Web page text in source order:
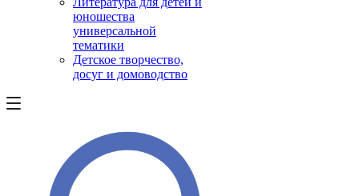
юношества
универсальной
тематики
Детское творчество,
досуг и домоводство